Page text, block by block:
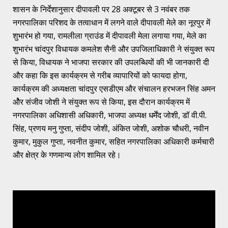
शासन के निर्देशानुसार दीपावली पर 28 अक्टूबर से 3 नवंबर तक
नगरपालिका परिशद के तत्वाधान में लगने वाले दीपावली मेले का नूरपुर में
शुभारंभ हो गया, रामलीला ग्राउंड में दीपावली मेला लगाया गया, मेले का
शुभारंभ चांदपुर विधायक कमलेश सैनी और उपजिलाधिकारी ने संयुक्त रूप
से किया, विधायक ने भाजपा सरकार की उपलब्धियों की भी जानकारी दी
और कहा कि इस कार्यक्रम से गरीब व्यापारियों को फायदा होगा,
कार्यक्रम की अध्यक्षता चांदपुर एसडीएम और संचालन हरभजन सिंह अमन
ओैर संजीव जोशी ने संयुक्त रूप से किया, इस दौरान कार्यक्रम में
नगरपालिका अधिशासी अधिकारी, भाजपा अध्यक्ष धर्मेंद जोशी, डॉ वी.पी.
सिंह, प्रणय मनु गुप्ता, संदीप जोशी, अंकित जोशी, अशोक चौधरी, नवीन
कुमार, मुकुल गुप्ता, नवनीत कुमार, सहित नगरपालिका अधिकारी कर्मचारी
और क्षेत्र के गणमान्य लोग शामिल रहे।